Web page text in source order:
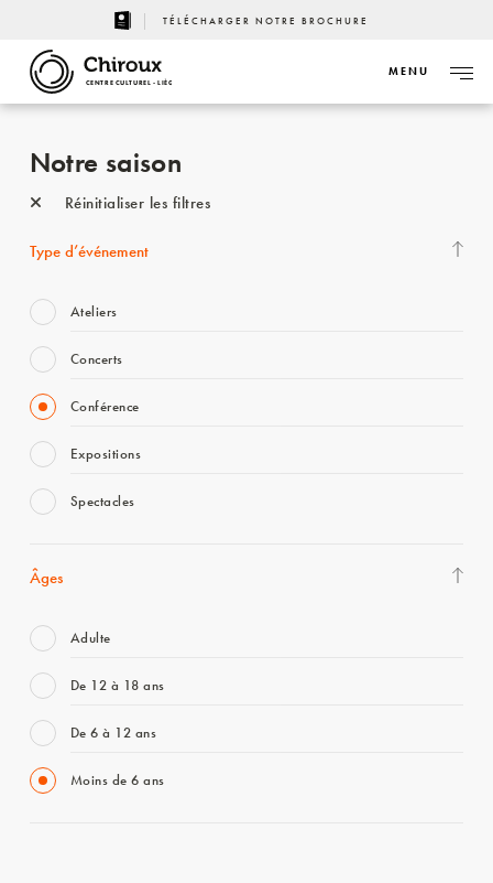
TÉLÉCHARGER NOTRE BROCHURE
CENTRE CULTUREL - LIÈGE
MENU
Notre saison
Réinitialiser les filtres
Type d’événement
Ateliers
Concerts
Conférence
Expositions
Spectacles
Âges
Adulte
De 12 à 18 ans
De 6 à 12 ans
Moins de 6 ans